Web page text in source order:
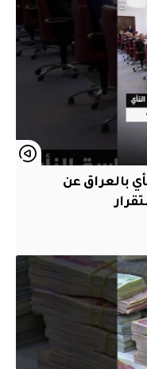
بالعراق عن